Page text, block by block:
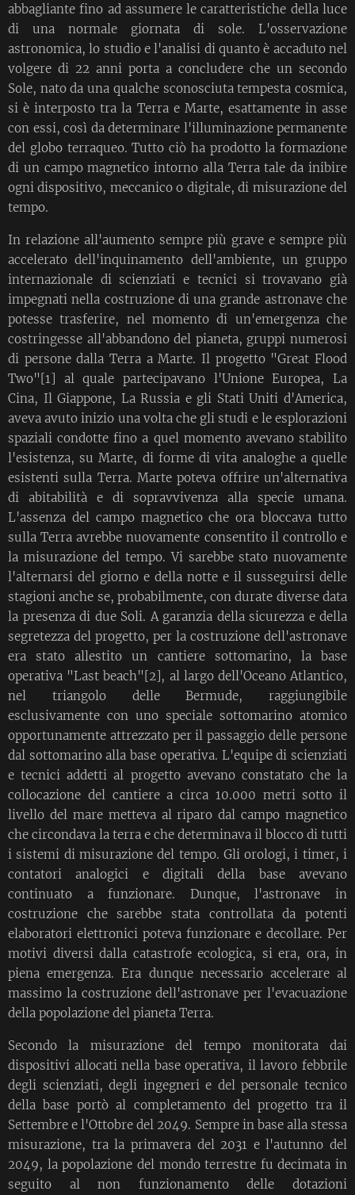
abbagliante fino ad assumere le caratteristiche della luce
di una normale giornata di sole. L'osservazione
astronomica, lo studio e l'analisi di quanto è accaduto nel
volgere di 22 anni porta a concludere che un secondo
Sole, nato da una qualche sconosciuta tempesta cosmica,
si è interposto tra la Terra e Marte, esattamente in asse
con essi, così da determinare l'illuminazione permanente
del globo terraqueo. Tutto ciò ha prodotto la formazione
di un campo magnetico intorno alla Terra tale da inibire
ogni dispositivo, meccanico o digitale, di misurazione del
tempo.
In relazione all'aumento sempre più grave e sempre più
accelerato dell'inquinamento dell'ambiente, un gruppo
internazionale di scienziati e tecnici si trovavano già
impegnati nella costruzione di una grande astronave che
potesse trasferire, nel momento di un'emergenza che
costringesse all'abbandono del pianeta, gruppi numerosi
di persone dalla Terra a Marte. Il progetto "Great Flood
Two"[1] al quale partecipavano l'Unione Europea, La
Cina, Il Giappone, La Russia e gli Stati Uniti d'America,
aveva avuto inizio una volta che gli studi e le esplorazioni
spaziali condotte fino a quel momento avevano stabilito
l'esistenza, su Marte, di forme di vita analoghe a quelle
esistenti sulla Terra. Marte poteva offrire un'alternativa
di abitabilità e di sopravvivenza alla specie umana.
L'assenza del campo magnetico che ora bloccava tutto
sulla Terra avrebbe nuovamente consentito il controllo e
la misurazione del tempo. Vi sarebbe stato nuovamente
l'alternarsi del giorno e della notte e il susseguirsi delle
stagioni anche se, probabilmente, con durate diverse data
la presenza di due Soli. A garanzia della sicurezza e della
segretezza del progetto, per la costruzione dell'astronave
era stato allestito un cantiere sottomarino, la base
operativa "Last beach"[2], al largo dell'Oceano Atlantico,
nel triangolo delle Bermude, raggiungibile
esclusivamente con uno speciale sottomarino atomico
opportunamente attrezzato per il passaggio delle persone
dal sottomarino alla base operativa. L'equipe di scienziati
e tecnici addetti al progetto avevano constatato che la
collocazione del cantiere a circa 10.000 metri sotto il
livello del mare metteva al riparo dal campo magnetico
che circondava la terra e che determinava il blocco di tutti
i sistemi di misurazione del tempo. Gli orologi, i timer, i
contatori analogici e digitali della base avevano
continuato a funzionare. Dunque, l'astronave in
costruzione che sarebbe stata controllata da potenti
elaboratori elettronici poteva funzionare e decollare. Per
motivi diversi dalla catastrofe ecologica, si era, ora, in
piena emergenza. Era dunque necessario accelerare al
massimo la costruzione dell'astronave per l'evacuazione
della popolazione del pianeta Terra.
Secondo la misurazione del tempo monitorata dai
dispositivi allocati nella base operativa, il lavoro febbrile
degli scienziati, degli ingegneri e del personale tecnico
della base portò al completamento del progetto tra il
Settembre e l'Ottobre del 2049. Sempre in base alla stessa
misurazione, tra la primavera del 2031 e l'autunno del
2049, la popolazione del mondo terrestre fu decimata in
seguito al non funzionamento delle dotazioni